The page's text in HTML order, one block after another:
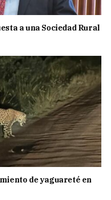
a una Sociedad Rural
de yaguareté en